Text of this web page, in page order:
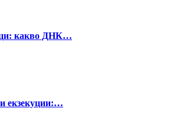
какво ДНК…
екзекуции:…